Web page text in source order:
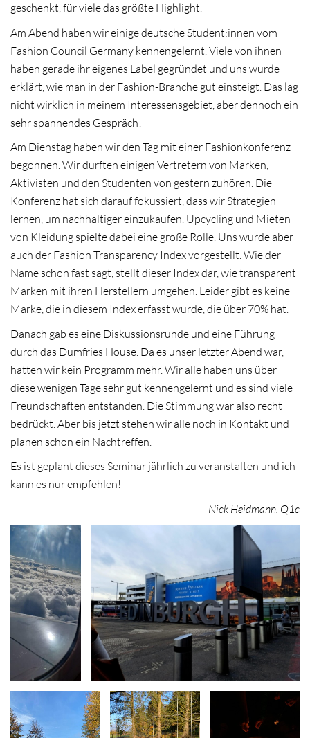
geschenkt, für viele das größte Highlight.
Am Abend haben wir einige deutsche Student:innen vom
Fashion Council Germany kennengelernt. Viele von ihnen
haben gerade ihr eigenes Label gegründet und uns wurde
erklärt, wie man in der Fashion-Branche gut einsteigt. Das lag
nicht wirklich in meinem Interessensgebiet, aber dennoch ein
sehr spannendes Gespräch!
Am Dienstag haben wir den Tag mit einer Fashionkonferenz
begonnen. Wir durften einigen Vertretern von Marken,
Aktivisten und den Studenten von gestern zuhören. Die
Konferenz hat sich darauf fokussiert, dass wir Strategien
lernen, um nachhaltiger einzukaufen. Upcycling und Mieten
von Kleidung spielte dabei eine große Rolle. Uns wurde aber
auch der Fashion Transparency Index vorgestellt. Wie der
Name schon fast sagt, stellt dieser Index dar, wie transparent
Marken mit ihren Herstellern umgehen. Leider gibt es keine
Marke, die in diesem Index erfasst wurde, die über 70% hat.
Danach gab es eine Diskussionsrunde und eine Führung
durch das Dumfries House. Da es unser letzter Abend war,
hatten wir kein Programm mehr. Wir alle haben uns über
diese wenigen Tage sehr gut kennengelernt und es sind viele
Freundschaften entstanden. Die Stimmung war also recht
bedrückt. Aber bis jetzt stehen wir alle noch in Kontakt und
planen schon ein Nachtreffen.
Es ist geplant dieses Seminar jährlich zu veranstalten und ich
kann es nur empfehlen!
Nick Heidmann, Q1c